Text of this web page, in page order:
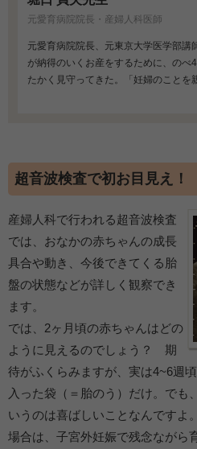
元愛育病院院長・産婦人科医師
元愛育病院院長、元東京大学医学部講
が納得のいくお産をするために、のべ
たかく見守ってきた。「妊婦のことを
超音波検査で初お目見え！
産婦人科で行われる超音波検査
では、おなかの赤ちゃんの成長
具合や動き、今後できてくる胎
盤の状態などが詳しく観察でき
ます。
では、2ヶ月頃の赤ちゃんはどの
ように見えるのでしょう？ 期
待がふくらみますが、実は4~6週
入った袋（＝胎のう）だけ。でも
いうのは喜ばしいことなんですよ
場合は、子宮外妊娠で残念ながら